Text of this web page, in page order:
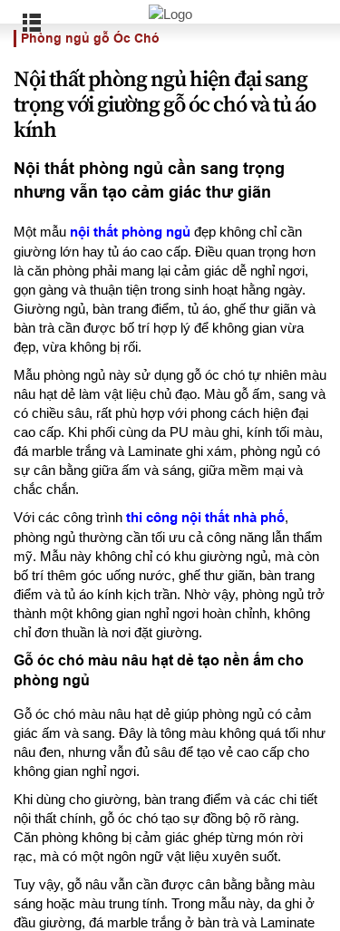
Phòng ngủ gỗ Óc Chó
Nội thất phòng ngủ hiện đại sang
trọng với giường gỗ óc chó và tủ áo
kính
Nội thất phòng ngủ cần sang trọng
nhưng vẫn tạo cảm giác thư giãn
Một mẫu nội thất phòng ngủ đẹp không chỉ cần
giường lớn hay tủ áo cao cấp. Điều quan trọng hơn
là căn phòng phải mang lại cảm giác dễ nghỉ ngơi,
gọn gàng và thuận tiện trong sinh hoạt hằng ngày.
Giường ngủ, bàn trang điểm, tủ áo, ghế thư giãn và
bàn trà cần được bố trí hợp lý để không gian vừa
đẹp, vừa không bị rối.
Mẫu phòng ngủ này sử dụng gỗ óc chó tự nhiên màu
nâu hạt dẻ làm vật liệu chủ đạo. Màu gỗ ấm, sang và
có chiều sâu, rất phù hợp với phong cách hiện đại
cao cấp. Khi phối cùng da PU màu ghi, kính tối màu,
đá marble trắng và Laminate ghi xám, phòng ngủ có
sự cân bằng giữa ấm và sáng, giữa mềm mại và
chắc chắn.
Với các công trình thi công nội thất nhà phố,
phòng ngủ thường cần tối ưu cả công năng lẫn thẩm
mỹ. Mẫu này không chỉ có khu giường ngủ, mà còn
bố trí thêm góc uống nước, ghế thư giãn, bàn trang
điểm và tủ áo kính kịch trần. Nhờ vậy, phòng ngủ trở
thành một không gian nghỉ ngơi hoàn chỉnh, không
chỉ đơn thuần là nơi đặt giường.
Gỗ óc chó màu nâu hạt dẻ tạo nền ấm cho
phòng ngủ
Gỗ óc chó màu nâu hạt dẻ giúp phòng ngủ có cảm
giác ấm và sang. Đây là tông màu không quá tối như
nâu đen, nhưng vẫn đủ sâu để tạo vẻ cao cấp cho
không gian nghỉ ngơi.
Khi dùng cho giường, bàn trang điểm và các chi tiết
nội thất chính, gỗ óc chó tạo sự đồng bộ rõ ràng.
Căn phòng không bị cảm giác ghép từng món rời
rạc, mà có một ngôn ngữ vật liệu xuyên suốt.
Tuy vậy, gỗ nâu vẫn cần được cân bằng bằng màu
sáng hoặc màu trung tính. Trong mẫu này, da ghi ở
đầu giường, đá marble trắng ở bàn trà và Laminate